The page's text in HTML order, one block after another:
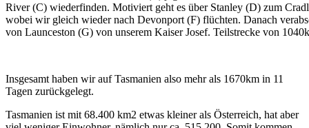
River (C) wiederfinden. Motiviert geht es über Stanley (D) zum
wobei wir gleich wieder nach Devonport (F) flüchten. Danach
von Launceston (G) von unserem Kaiser Josef. Teilstrecke von
Insgesamt haben wir auf Tasmanien also mehr als 1670km in 11
Tagen zurückgelegt.
Tasmanien ist mit 68.400 km2 etwas kleiner als Österreich, hat aber